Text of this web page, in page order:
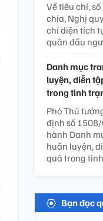
Về tiêu chí,
chia, Nghị
chí diện tích
quân đầu
Danh mục
luyện, diễn
trong tình
Phó Thủ
định số
hành Danh
huấn luyện,
quả trong
Bạn đọc